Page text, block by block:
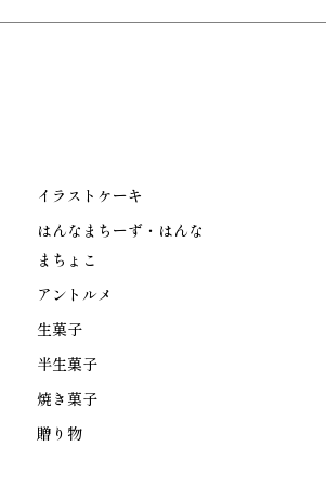
イラストケーキ
はんなまちーず・はんな
まちょこ
アントルメ
生菓子
半生菓子
焼き菓子
贈り物